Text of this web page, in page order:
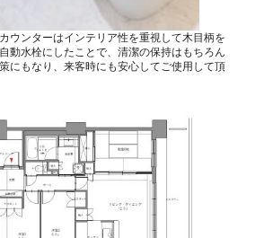
ウンターはインテリア性を重視して木目柄を
動水栓にしたことで、清潔の保持はもちろん
にもなり、来客時にも安心してご使用して頂